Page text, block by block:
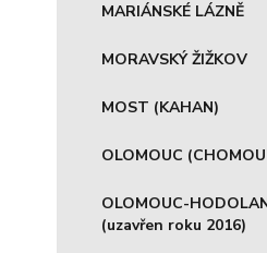
MARIÁNSKÉ LÁZNĚ
MORAVSKÝ ŽIŽKOV
MOST (KAHAN)
OLOMOUC
OLOMOUC-
(uzavřen roku 2016)